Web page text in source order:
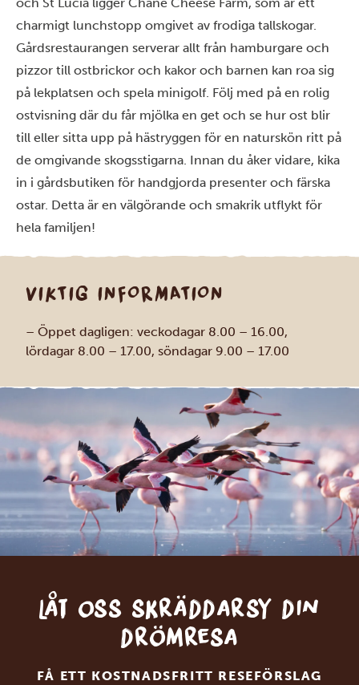
charmigt lunchstopp omgivet av frodiga tallskogar.
Gårdsrestaurangen serverar allt från hamburgare och
pizzor till ostbrickor och kakor och barnen kan roa sig
på lekplatsen och spela minigolf. Följ med på en rolig
ostvisning där du får mjölka en get och se hur ost blir
till eller sitta upp på hästryggen för en naturskön ritt på
de omgivande skogsstigarna. Innan du åker vidare, kika
in i gårdsbutiken för handgjorda presenter och färska
ostar. Detta är en välgörande och smakrik utflykt för
hela familjen!
VIKTIG INFORMATION
– Öppet dagligen: veckodagar 8.00 – 16.00,
lördagar 8.00 – 17.00, söndagar 9.00 – 17.00
Låt oss skräddarsy din
drömresa
FÅ ETT KOSTNADSFRITT RESEFÖRSLAG